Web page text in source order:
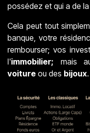
possédez et qui a de la
Cela peut tout
banque, votre
rembourser; vos
l'immobilier; mais
voiture ou des bijoux.